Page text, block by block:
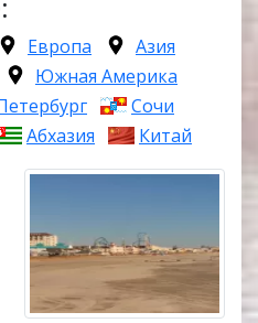
Европа
Азия
Южная Америка
Сочи
Абхазия Китай